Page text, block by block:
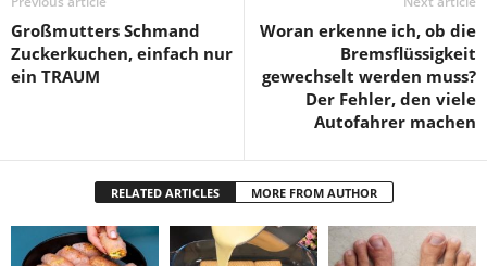
Großmutters Schmand
Zuckerkuchen, einfach nur
ein TRAUM
Woran erkenne ich, ob die
Bremsflüssigkeit
gewechselt werden muss?
Der Fehler, den viele
Autofahrer machen
RELATED ARTICLES MORE FROM AUTHOR